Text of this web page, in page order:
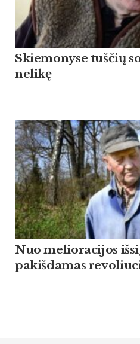
Skiemonyse tuščių
nelikę
Nuo melioracijos
pakišdamas